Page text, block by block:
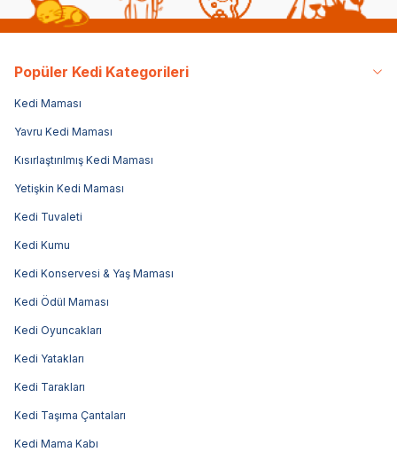
Popüler Kedi Kategorileri
Kedi Maması
Yavru Kedi Maması
Kısırlaştırılmış Kedi Maması
Yetişkin Kedi Maması
Kedi Tuvaleti
Kedi Kumu
Kedi Konservesi & Yaş Maması
Kedi Ödül Maması
Kedi Oyuncakları
Kedi Yatakları
Kedi Tarakları
Kedi Taşıma Çantaları
Kedi Mama Kabı